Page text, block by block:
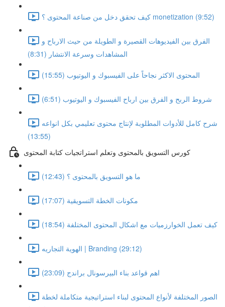
كيف تحقق دخل من صناعة المحتوى ؟ monetization (9:52)
الفرق بين الفيديوهات القصيرة و الطويلة من حيث الارباح و
المشاهدات وسرعة الانتشار (8:31)
المحتوى الاكثر نجاحاً على الفيسبوك و اليوتيوب (15:55)
شروط الربح و الفرق بين ارباح الفيسبوك و اليوتيوب (6:51)
شرح كامل للأدوات المطلوبة لإنتاج محتوى تعليمي بكل انواعه
(13:55)
كورس التسويق بالمحتوى وتعلم استراتجيات كتابة المحتوى
ما هو التسويق بالمحتوى ؟ (12:43)
مكونات الخطة التسويقية (17:07)
كيف تعمل الخوارزميات مع اشكال المحتوى المختلفة (18:54)
الهوية التجاريه | Branding (29:12)
اهم قواعد بناء البيرسونال براندج (23:09)
الصور المختلفة لأنواع المحتوى لبناء استراتيجية متكاملة لخطة